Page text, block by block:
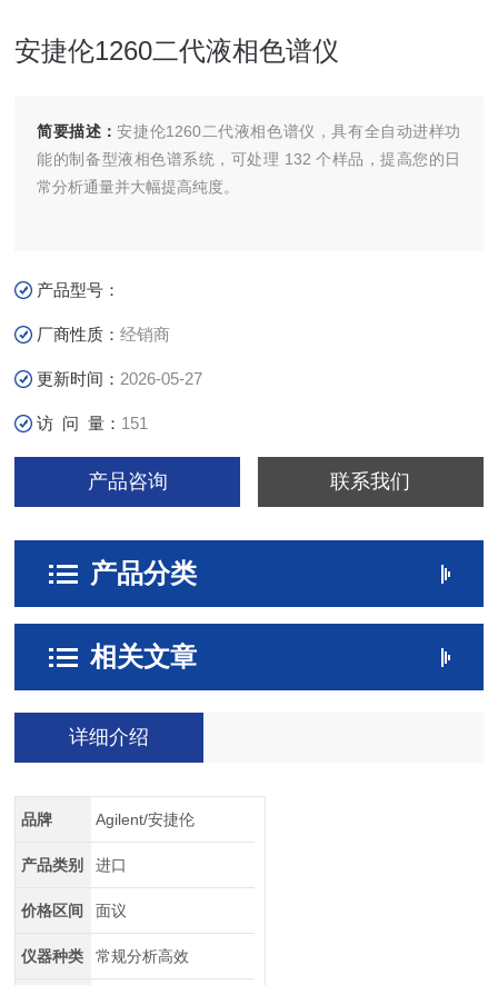
安捷伦1260二代液相色谱仪
简要描述：安捷伦1260二代液相色谱仪，具有全自动进样功
能的制备型液相色谱系统，可处理 132 个样品，提高您的日
常分析通量并大幅提高纯度。
产品型号：
厂商性质：经销商
更新时间： 2026-05-27
访 问 量： 151
产品咨询 联系我们
产品分类
相关文章
详细介绍
品牌 Agilent/安捷伦
产品类别 进口
价格区间 面议
仪器种类 常规分析高效